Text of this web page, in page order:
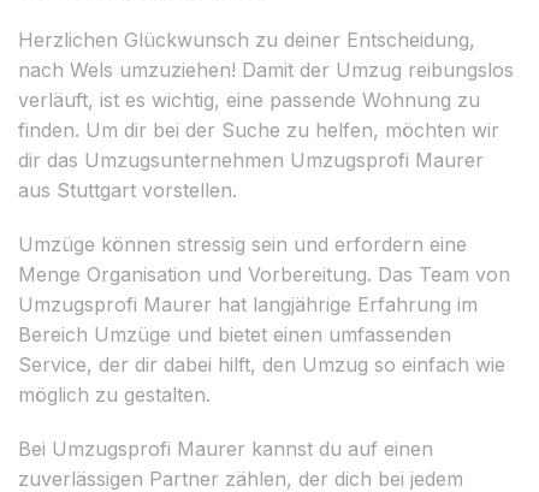
Herzlichen Glückwunsch zu deiner Entscheidung,
nach Wels umzuziehen! Damit der Umzug reibungslos
verläuft, ist es wichtig, eine passende Wohnung zu
finden. Um dir bei der Suche zu helfen, möchten wir
dir das Umzugsunternehmen Umzugsprofi Maurer
aus Stuttgart vorstellen.
Umzüge können stressig sein und erfordern eine
Menge Organisation und Vorbereitung. Das Team von
Umzugsprofi Maurer hat langjährige Erfahrung im
Bereich Umzüge und bietet einen umfassenden
Service, der dir dabei hilft, den Umzug so einfach wie
möglich zu gestalten.
Bei Umzugsprofi Maurer kannst du auf einen
zuverlässigen Partner zählen, der dich bei jedem